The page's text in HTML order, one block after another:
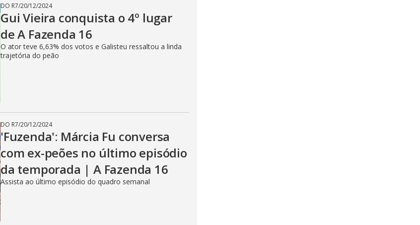
DO R7/20/12/2024
Gui Vieira conquista o 4º lugar
de A Fazenda 16
O ator teve 6,63% dos votos e Galisteu ressaltou a linda
trajetória do peão
DO R7/20/12/2024
'Fuzenda': Márcia Fu conversa
com ex-peões no último episódio
da temporada | A Fazenda 16
Assista ao último episódio do quadro semanal